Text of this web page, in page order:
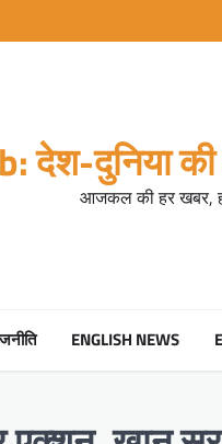
देश-दुनिया
आजकल की हर खबर,
ENGLISH NEWS